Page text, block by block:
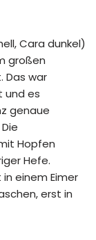
Cara dunkel)
großen
Das war
und es
genaue
Hopfen
Hefe.
einem Eimer
erst in